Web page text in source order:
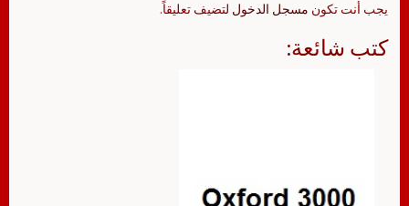
يجب أنت تكون مسجل الدخول لتضيف تعليقاً.
كتب شائعة: